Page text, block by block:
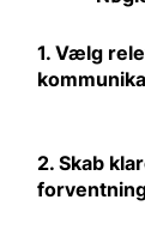
1. Vælg
2. Skab